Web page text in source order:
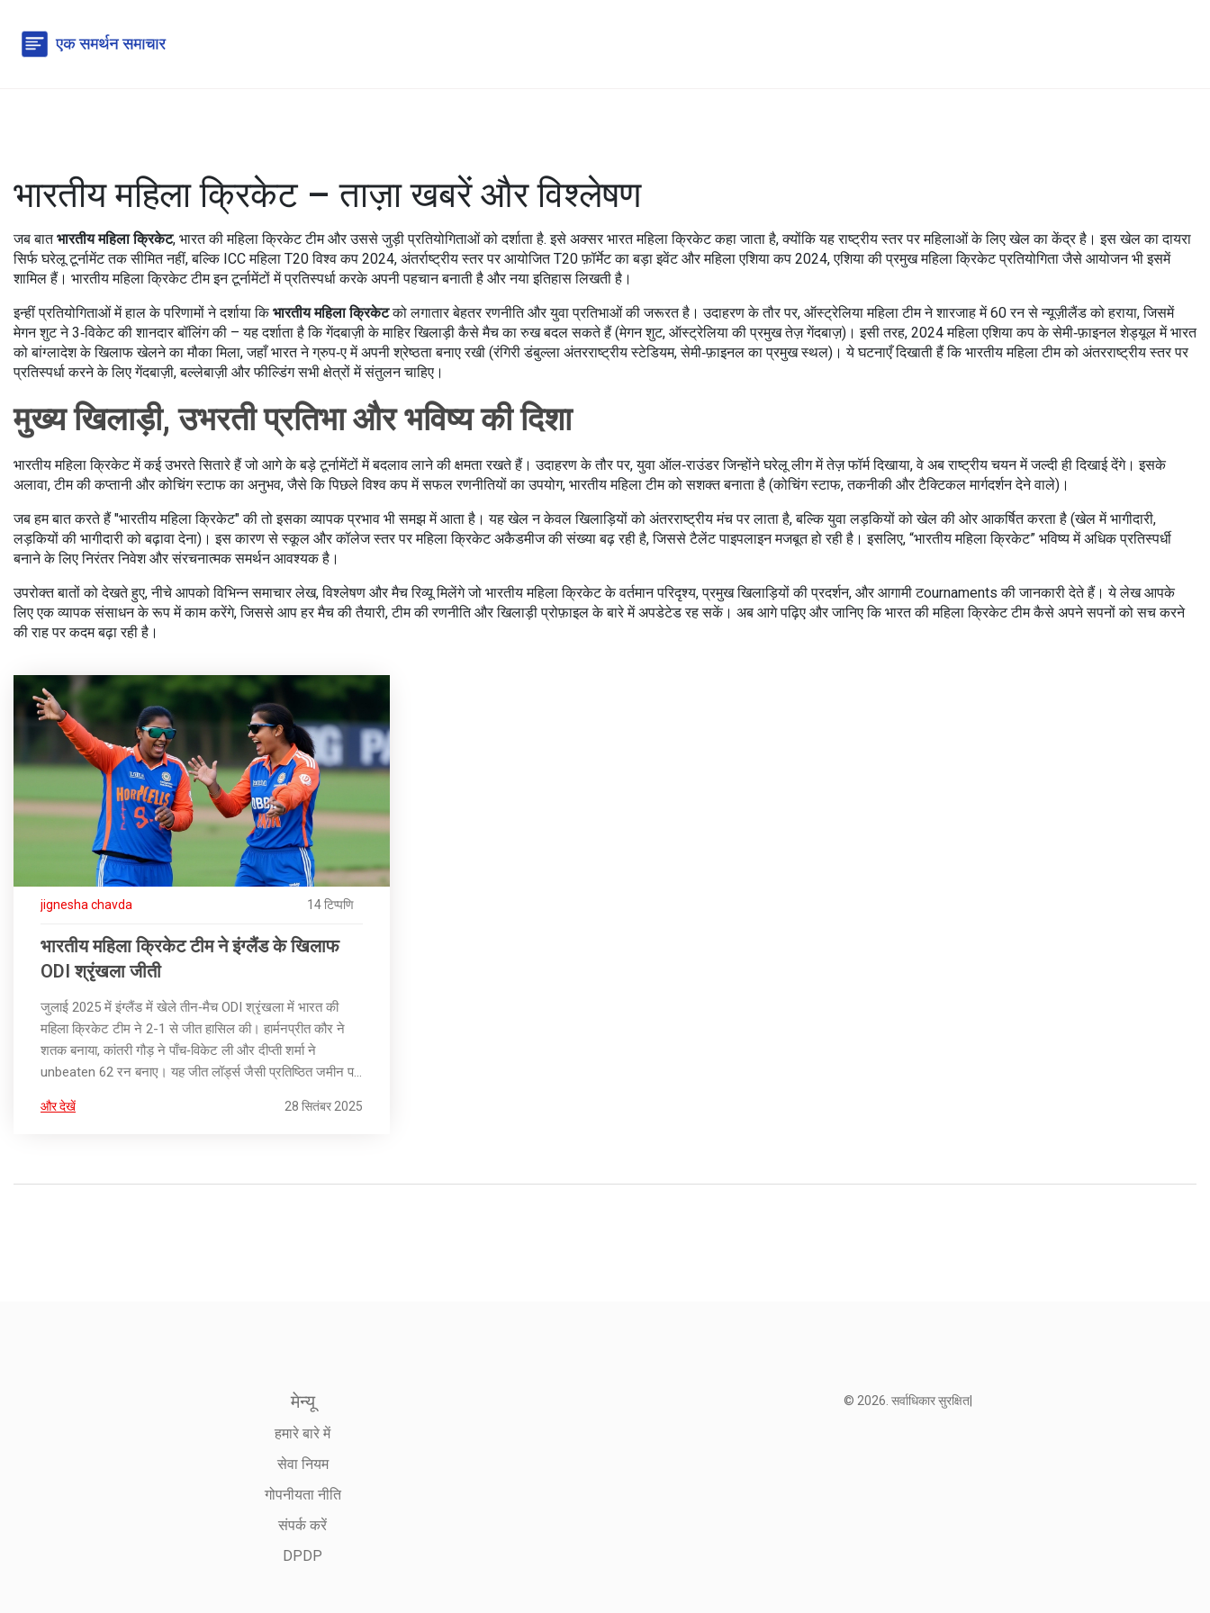
भारतीय महिला क्रिकेट – ताज़ा खबरें और विश्लेषण
जब बातभारतीय महिला क्रिकेट, भारत की महिला क्रिकेट टीम और उससे जुड़ी प्रतियोगिताओं को दर्शाता है. इसे अक्सर भारत महिला क्रिकेटकहा जाता है, क्योंकि यह राष्ट्रीय स्तर पर महिलाओं के लिए खेल का केंद्र है। इस खेल का दायरा
सिर्फ घरेलू टूर्नामेंट तक सीमित नहीं, बल्कि ICC महिला T20 विश्व कप 2024, अंतर्राष्ट्रीय स्तर पर आयोजित T20 फ़ॉर्मेट का बड़ा इवेंटऔरमहिला एशिया कप 2024,एशिया की प्रमुख महिला क्रिकेट प्रतियोगिताजैसे आयोजन भी इसमें
शामिल हैं। भारतीय महिला क्रिकेट टीम इन टूर्नामेंटों में प्रतिस्पर्धा करके अपनी पहचान बनाती है और नया इतिहास लिखती है।
इन्हीं प्रतियोगिताओं में हाल के परिणामों ने दर्शाया किभारतीय महिला क्रिकेटको लगातार बेहतर रणनीति और युवा प्रतिभाओं की जरूरत है। उदाहरण के तौर पर, ऑस्ट्रेलिया महिला टीम ने शारजाह में 60 रन से न्यूज़ीलैंड को हराया, जिसमें
मेगन शुट ने 3‑विकेट की शानदार बॉलिंग की – यह दर्शाता है कि गेंदबाज़ी के माहिर खिलाड़ी कैसे मैच का रुख बदल सकते हैं (मेगन शुट, ऑस्ट्रेलिया की प्रमुख तेज़ गेंदबाज़)। इसी तरह, 2024 महिला एशिया कप के सेमी‑फ़ाइनल शेड्यूल में भारत
को बांग्लादेश के खिलाफ खेलने का मौका मिला, जहाँ भारत ने ग्रुप‑ए में अपनी श्रेष्ठता बनाए रखी (रंगिरी डंबुल्ला अंतरराष्ट्रीय स्टेडियम,सेमी‑फ़ाइनल का प्रमुख स्थल)। ये घटनाएँ दिखाती हैं कि भारतीय महिला टीम को अंतरराष्ट्रीय स्तर पर
प्रतिस्पर्धा करने के लिए गेंदबाज़ी, बल्लेबाज़ी और फील्डिंग सभी क्षेत्रों में संतुलन चाहिए।
मुख्य खिलाड़ी, उभरती प्रतिभा और भविष्य की दिशा
भारतीय महिला क्रिकेट में कई उभरते सितारे हैं जो आगे के बड़े टूर्नामेंटों में बदलाव लाने की क्षमता रखते हैं। उदाहरण के तौर पर, युवा ऑल‑राउंडर जिन्होंने घरेलू लीग में तेज़ फॉर्म दिखाया, वे अब राष्ट्रीय चयन में जल्दी ही दिखाई देंगे। इसके
अलावा, टीम की कप्तानी और कोचिंग स्टाफ का अनुभव, जैसे कि पिछले विश्व कप में सफल रणनीतियों का उपयोग, भारतीय महिला टीम को सशक्त बनाता है (कोचिंग स्टाफ,तकनीकी और टैक्टिकल मार्गदर्शन देने वाले)।
जब हम बात करते हैं "भारतीय महिला क्रिकेट" की तो इसका व्यापक प्रभाव भी समझ में आता है। यह खेल न केवल खिलाड़ियों को अंतरराष्ट्रीय मंच पर लाता है, बल्कि युवा लड़कियों को खेल की ओर आकर्षित करता है (खेल में भागीदारी,
लड़कियों की भागीदारी को बढ़ावा देना)। इस कारण से स्कूल और कॉलेज स्तर पर महिला क्रिकेट अकैडमीज की संख्या बढ़ रही है, जिससे टैलेंट पाइपलाइन मजबूत हो रही है। इसलिए, “भारतीय महिला क्रिकेट” भविष्य में अधिक प्रतिस्पर्धी
बनाने के लिए निरंतर निवेश और संरचनात्मक समर्थन आवश्यक है।
उपरोक्त बातों को देखते हुए, नीचे आपको विभिन्न समाचार लेख, विश्लेषण और मैच रिव्यू मिलेंगे जो भारतीय महिला क्रिकेट के वर्तमान परिदृश्य, प्रमुख खिलाड़ियों की प्रदर्शन, और आगामी टournaments की जानकारी देते हैं। ये लेख आपके
लिए एक व्यापक संसाधन के रूप में काम करेंगे, जिससे आप हर मैच की तैयारी, टीम की रणनीति और खिलाड़ी प्रोफ़ाइल के बारे में अपडेटेड रह सकें। अब आगे पढ़िए और जानिए कि भारत की महिला क्रिकेट टीम कैसे अपने सपनों को सच करने
की राह पर कदम बढ़ा रही है।
jignesha chavda 14 टिप्पणि
भारतीय महिला क्रिकेट टीम ने इंग्लैंड के खिलाफ
ODI श्रृंखला जीती
जुलाई 2025 में इंग्लैंड में खेले तीन‑मैच ODI श्रृंखला में भारत की
महिला क्रिकेट टीम ने 2-1 से जीत हासिल की। हार्मनप्रीत कौर ने
शतक बनाया, कांतरी गौड़ ने पाँच‑विकेट ली और दीप्ती शर्मा ने
unbeaten 62 रन बनाए। यह जीत लॉर्ड्स जैसी प्रतिष्ठित जमीन पर
और देखें 28 सितंबर 2025
मेन्यू
हमारे बारे में
सेवा नियम
गोपनीयता नीति
संपर्क करें
DPDP
© 2026. सर्वाधिकार सुरक्षित|